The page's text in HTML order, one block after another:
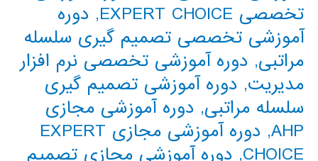
تخصصی EXPERT CHOICE
, دوره
آموزشی تخصصی تصمیم گیری سلسله
مراتبی, دوره آموزشی تخصصی نرم افزار
مدیریت, دوره آموزشی تصمیم گیری
سلسله مراتبی, دوره آموزشی مجازی
AHP
,
دوره آموزشی مجازی EXPERT
CHOICE
, دوره آموزشی مجازی تصمیم